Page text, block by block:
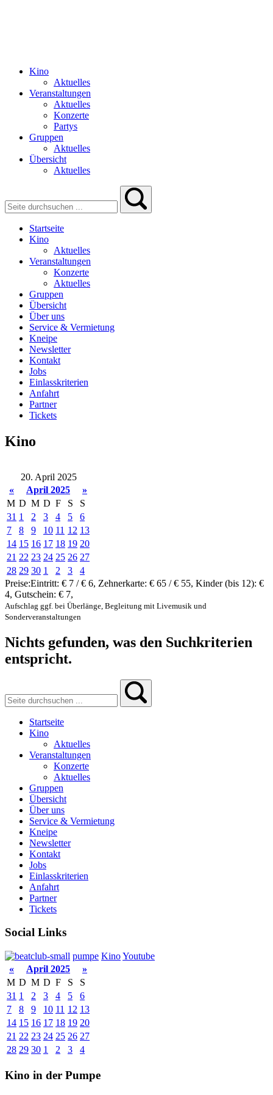
Kino
Aktuelles
Veranstaltungen
Aktuelles
Konzerte
Partys
Gruppen
Aktuelles
Übersicht
Aktuelles
Startseite
Kino
Aktuelles
Veranstaltungen
Konzerte
Aktuelles
Gruppen
Übersicht
Über uns
Service & Vermietung
Kneipe
Newsletter
Kontakt
Jobs
Einlasskriterien
Anfahrt
Partner
Tickets
Kino
20. April 2025
«
April 2025
»
M D M D F S
S
31 1 2 3 4 5
6
7
8 9 10 11 12 13
14 15 16 17 18 19 20
21 22 23 24 25 26 27
28 29 30 1 2 3
4
Preise:Eintritt: € 7 / € 6, Zehnerkarte: € 65 / € 55, Kinder (bis 12): €
4, Gutschein: € 7,
Aufschlag ggf. bei Überlänge, Begleitung mit Livemusik und
Sonderveranstaltungen
Nichts gefunden, was den Suchkriterien
entspricht.
Startseite
Kino
Aktuelles
Veranstaltungen
Konzerte
Aktuelles
Gruppen
Übersicht
Über uns
Service & Vermietung
Kneipe
Newsletter
Kontakt
Jobs
Einlasskriterien
Anfahrt
Partner
Tickets
Social Links
pumpe KinoYoutube
«
April 2025
»
M D M D F S
S
31 1 2 3 4 5
6
7
8 9 10 11 12 13
14 15 16 17 18 19 20
21 22 23 24 25 26 27
28 29 30 1 2 3 4
Kino in der Pumpe